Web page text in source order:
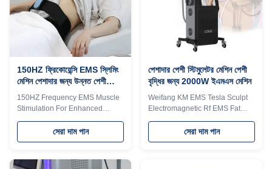
so thefat cells beside the muscle
are alsoconsumed,leading to
naturalapoptosis and
effectivereduction of fatthickness
* Muscle Sculpt Exercising
sales of beauty equipment on 2.
Hot selling 808 laser hair
removal machine 3. Support fast
delivery within three days 4.
Minimum 30
150HZ ফ্রিকোয়েন্সি EMS স্লিমিং
মেশিন পেশাদার জন্য উন্নত পেশী
টোনিং / ফ্যাট বার্ন
150HZ Frequency EMS Muscle
Stimulation For Enhanced
Muscle Toning And Fat Burning
Products Description Function *
BUILD MUSCLE The muscle
frequency and intensity, so asto
সেরা দাম পান
পেশাদার পেশী স্টিমুলেটর মেশিন পেশী
বৃদ্ধির জন্য 2000W ইএমএস মেশিন
Weifang KM EMS Tesla Sculpt
Electromagnetic Rf EMS Fat
Burner Spa Muscle Stimulator
Body Sculpting Machine 2000W
Weifang KM EMS Tesla Sculpt
সেরা দাম পান